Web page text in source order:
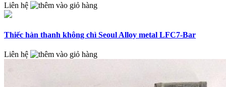
Liên hệ
Thiếc hàn thanh không chì Seoul Alloy metal LFC7-Bar
Liên hệ